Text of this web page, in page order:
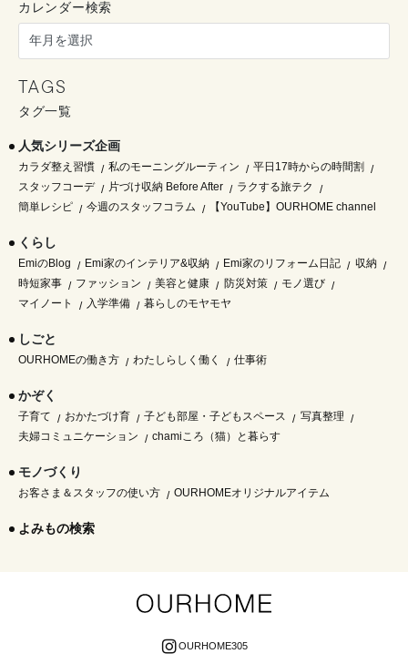
カレンダー検索
TAGS
タグ一覧
人気シリーズ企画
カラダ整え習慣 私のモーニングルーティン
平日17時からの時間割
スタッフコーデ
片づけ収納 Before After
ラクする旅テク
簡単レシピ
今週のスタッフコラム 【YouTube】OURHOME channel
くらし
EmiのBlog Emi家のインテリア&収納 Emi家のリフォーム日記
収納
時短家事
ファッション 美容と健康 防災対策
モノ選び
マイノート
入学準備 暮らしのモヤモヤ
しごと
OURHOMEの働き方 わたしらしく働く 仕事術
かぞく
子育て おかたづけ育 子ども部屋・子どもスペース
写真整理
夫婦コミュニケーション
chamiころ（猫）と暮らす
モノづくり
お客さま＆スタッフの使い方 OURHOMEオリジナルアイテム
よみもの検索
OURHOME305